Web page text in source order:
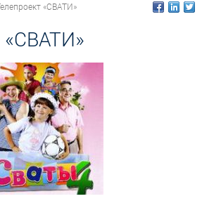
«СВАТИ»
«СВАТИ»